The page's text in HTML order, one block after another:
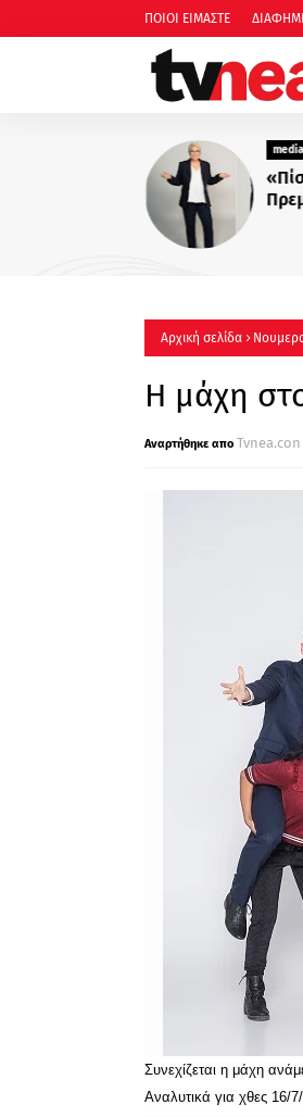
ΠΟΙΟΙ ΕΙΜΑΣΤΕ
media
Αρχική σελίδα
Η μάχη
Συνεχίζεται η μάχη
Αναλυτικά για χθες 16/